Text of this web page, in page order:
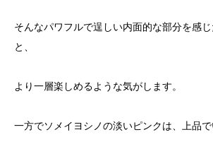
そんなパワフルで逞しい内面的な部分を感
と、
より一層楽しめるような気がします。
一方でソメイヨシノの淡いピンクは、上品で